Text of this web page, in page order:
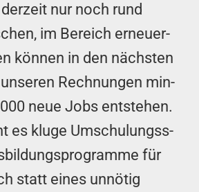
nur noch rund
im Bereich er­neu­er­
können in den nächsten
Rechnungen min­
neue Jobs entstehen.
es kluge Um­schul­ungss-
für
statt eines unnötig